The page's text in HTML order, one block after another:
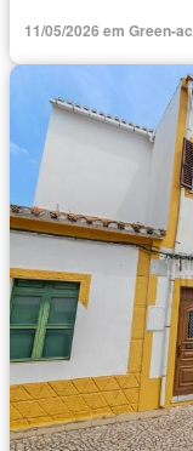
11/05/2026 em Green-